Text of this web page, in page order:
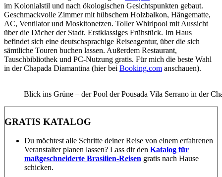
im Kolonialstil und nach ökologischen Gesichtspunkten gebaut.
Geschmackvolle Zimmer mit hübschem Holzbalkon, Hängematte,
AC, Ventilator und Moskitonetzen. Toller Whirlpool mit Aussicht
über die Dächer der Stadt. Erstklassiges Frühstück. Im Haus
befindet sich eine deutschsprachige Reiseagentur, über die sich
sämtliche Touren buchen lassen. Außerdem Restaurant,
Tauschbibliothek und PC-Nutzung gratis. Für mich die beste Wahl
in der Chapada Diamantina (hier bei Booking.com anschauen).
Blick ins Grüne – der Pool der Pousada Vila Serrano in der
GRATIS KATALOG
Du möchtest alle Schritte deiner Reise von einem erfahrenen
Veranstalter planen lassen? Lass dir den Katalog für
maßgeschneiderte Brasilien-Reisen gratis nach Hause
schicken.